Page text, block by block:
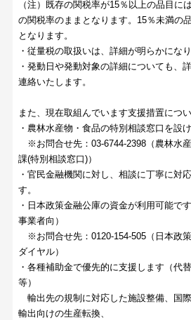
（注）既存の関税率が15％以上の品目に
の関税率のままとなります。15％未満の
となります。
・従量税の取扱いは、詳細が明らかにな
・発動日や発動対象の詳細についても、
連絡いたします。
また、現在取組んでいます支援措置につ
・農林水産物・食品の特別相談窓口を設け
※お問合せ先：03-6744-2398（農林水
課(特別相談窓口)）
・官民金融機関に対し、相談に丁寧に対
す。
・日本政策金融公庫の資金が利用可能で
事業者向）
※お問合せ先：0120-154-505（日本政
ダイヤル）
・各種補助金で優先的に支援します（代
等）
輸出先の規制に対応した施設整備、国
輸出向けの生産転換、